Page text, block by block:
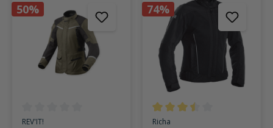
50%
Durchschnittliche Bewertung von 0 von 5 Sternen
REV'IT!
74%
Durchschnittliche Bewertung
Richa